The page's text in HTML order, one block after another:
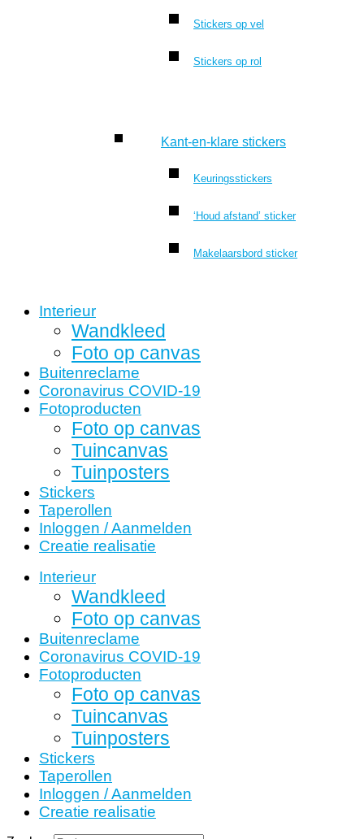
Stickers op vel
Stickers op rol
Kant-en-klare stickers
Keuringsstickers
‘Houd afstand’ sticker
Makelaarsbord sticker
Interieur
Wandkleed
Foto op canvas
Buitenreclame
Coronavirus COVID-19
Fotoproducten
Foto op canvas
Tuincanvas
Tuinposters
Stickers
Taperollen
Inloggen / Aanmelden
Creatie realisatie
Interieur
Wandkleed
Foto op canvas
Buitenreclame
Coronavirus COVID-19
Fotoproducten
Foto op canvas
Tuincanvas
Tuinposters
Stickers
Taperollen
Inloggen / Aanmelden
Creatie realisatie